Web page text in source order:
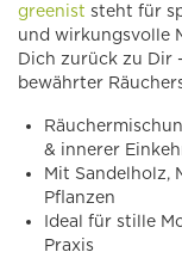
greenist steht für
und wirkungsvolle
Dich zurück zu Dir
bewährter
& innerer
Mit Sandelholz,
Pflanzen
Ideal für stille
Praxis